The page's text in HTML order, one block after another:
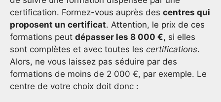
certification. Formez-vous auprès des centres qui
proposent un certificat. Attention, le prix de ces
formations peut dépasser les 8 000 €, si elles
sont complètes et avec toutes les certifications.
Alors, ne vous laissez pas séduire par des
formations de moins de 2 000 €, par exemple. Le
centre de votre choix doit donc :